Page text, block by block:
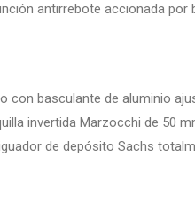
antirrebote accionada por
con basculante de aluminio
invertida Marzocchi de 50
de depósito Sachs